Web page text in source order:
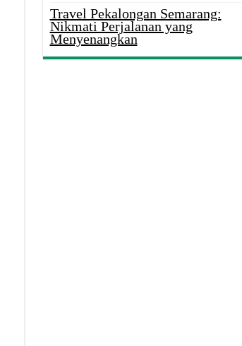
Travel Pekalongan Semarang:
Nikmati Perjalanan yang
Menyenangkan